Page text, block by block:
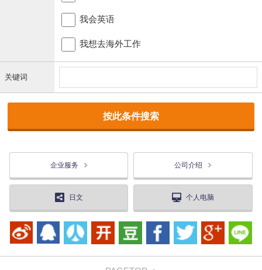
我会英语
我想去海外工作
关键词
企业服务 公司介绍
日文 个人电脑